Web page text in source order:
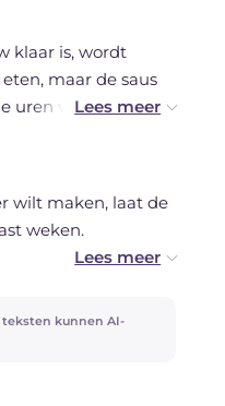
klaar is, wordt
maar de saus
uren van tevoren
wilt maken, laat de
weken.
verse kerstomaatjes
kunnen AI-